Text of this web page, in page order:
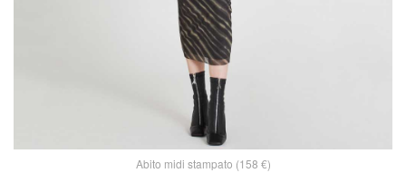
Abito midi stampato (158 €)